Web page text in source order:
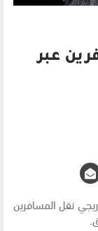
عبر
12 أبريل، بشكل تدريجي نقل المسافرين